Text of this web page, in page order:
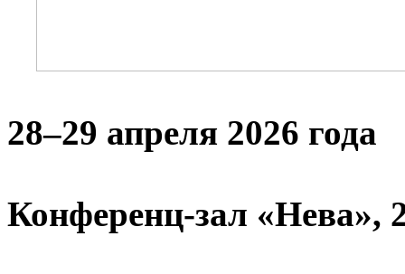
28–29 апреля 2026 года
Конференц-зал «Нева»,